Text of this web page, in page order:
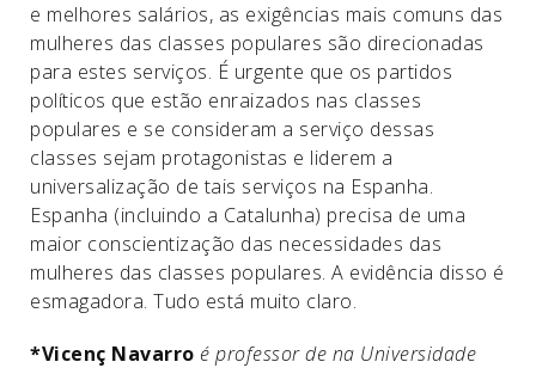
e melhores salários, as exigências mais comuns das
mulheres das classes populares são direcionadas
para estes serviços. É urgente que os partidos
políticos que estão enraizados nas classes
populares e se consideram a serviço dessas
classes sejam protagonistas e liderem a
universalização de tais serviços na Espanha.
Espanha (incluindo a Catalunha) precisa de uma
maior conscientização das necessidades das
mulheres das classes populares. A evidência disso é
esmagadora. Tudo está muito claro.
*Vicenç Navarro é professor de na Universidade